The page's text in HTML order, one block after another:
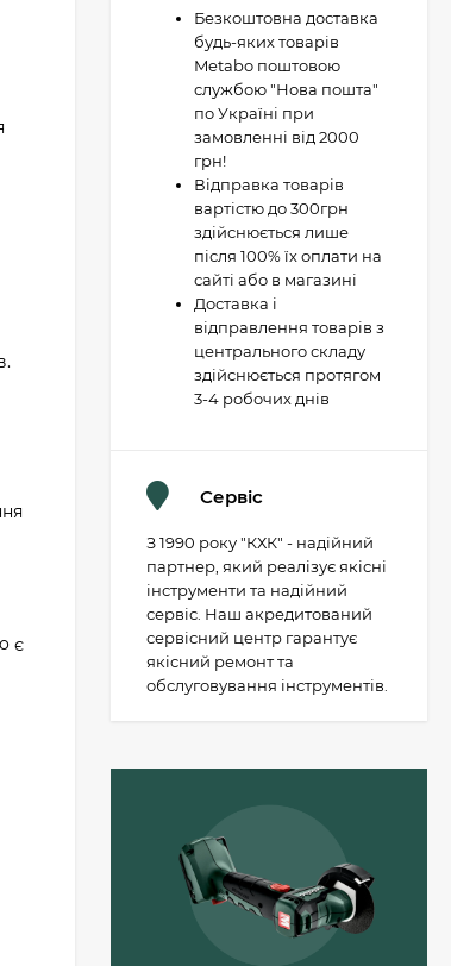
є
Безкоштовна доставка
будь-яких товарів
Metabo поштовою
службою "Нова пошта"
по Україні при
замовленні від 2000
грн!
Відправка товарів
вартістю до 300грн
здійснюється лише
після 100% їх оплати на
сайті або в магазині
Доставка і
відправлення товарів з
центрального складу
здійснюється протягом
3-4 робочих днів
Сервіс
З 1990 року "КХК" - надійний
партнер, який реалізує якісні
інструменти та надійний
сервіс. Наш акредитований
сервісний центр гарантує
якісний ремонт та
обслуговування інструментів.
Пильний диск
Metabo «cordless cut
wood - classic», 305 x
30 Z56 WZ 5°
(628693000)
1 503 грн.